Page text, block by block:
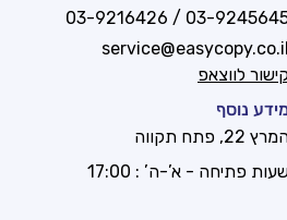
03-9245645 / 03-
לווצאפ
נוסף
22, פתח תקווה
פתיחה - א’-ה’ : 17:00